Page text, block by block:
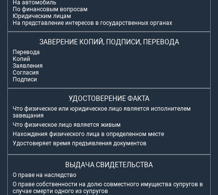
На автомобиль
По финансовым вопросам
Юридическим лицам
На представление интересов в государственных органах
ЗАВЕРЕНИЕ КОПИЙ, ПОДПИСИ, ПЕРЕВОДА
Перевода
Копий
Заявления
Согласия
Подписи
УДОСТОВЕРЕНИЕ ФАКТА
Что физическое или юридическое лицо является исполнителем
завещания
Что физическое лицо является живым
Нахождения физического лица в определенном месте
Удостоверяет время предъявления документов
ВЫДАЧА СВИДЕТЕЛЬСТВА
О праве на наследство
О праве собственности на долю совместного имущества супругов в
случае смерти одного из супругов